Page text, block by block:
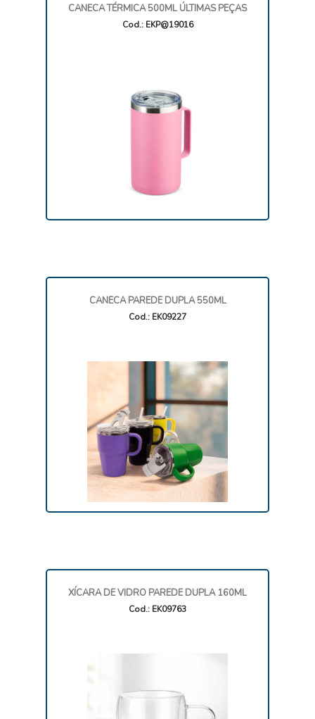
CANECA TÉRMICA 500ML ÚLTIMAS PEÇAS
Cod.: EKP@19016
CANECA PAREDE DUPLA 550ML
Cod.: EK09227
XÍCARA DE VIDRO PAREDE DUPLA 160ML
Cod.: EK09763